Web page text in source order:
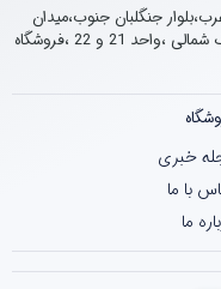
جنگلبان جنوب،میدان
موج،مرکز خرید سرزمین کودک آفتاب،طبقه همکف شمالی ،واحد 21 و 22 ،فروشگاه
خبری
با ما
ما